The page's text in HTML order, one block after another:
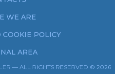
WE ARE
COOKIE POLICY
AREA
— ALL RIGHTS RESERVED © 2026